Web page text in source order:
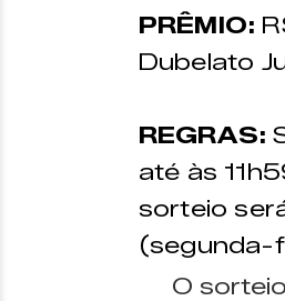
PRÊMIO:
Dubelato
REGRAS:
até às
sorteio
(segunda-
O